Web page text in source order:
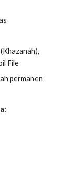
File
permanen